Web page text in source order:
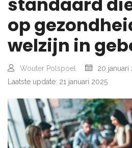
op
welzijn in
Wouter Polspoel
20 januari
Laatste update: 21 januari 2025